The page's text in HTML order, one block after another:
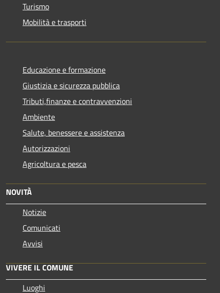
Turismo
Mobilità e trasporti
Educazione e formazione
Giustizia e sicurezza pubblica
Tributi,finanze e contravvenzioni
Ambiente
Salute, benessere e assistenza
Autorizzazioni
Agricoltura e pesca
NOVITÀ
Notizie
Comunicati
Avvisi
VIVERE IL COMUNE
Luoghi